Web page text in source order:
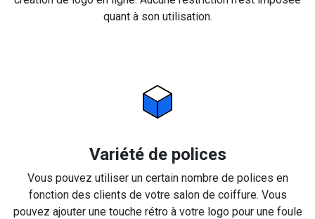
quant à son utilisation.
Variété de polices
Vous pouvez utiliser un certain nombre de polices en
fonction des clients de votre salon de coiffure. Vous
pouvez ajouter une touche rétro à votre logo pour une foule